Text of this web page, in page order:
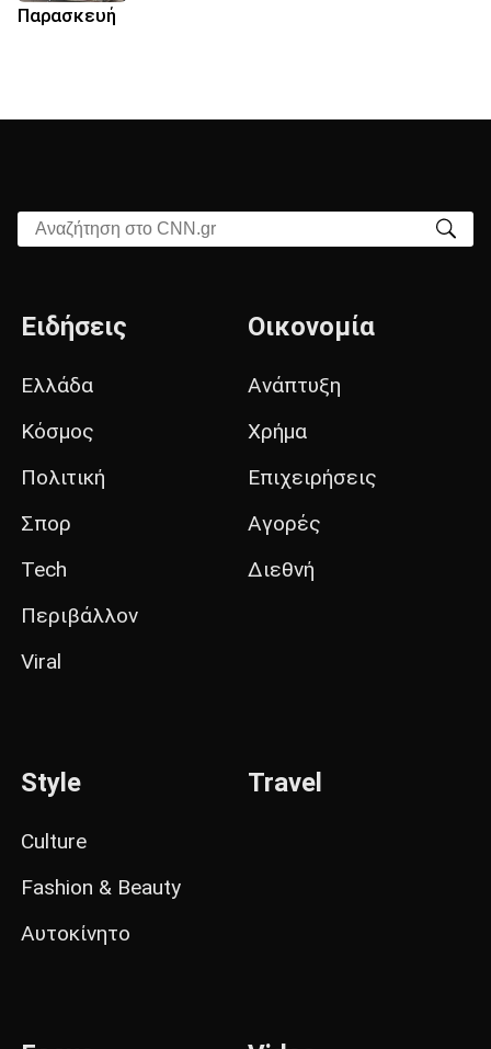
Παρασκευή
Αναζήτηση στο CNN.gr
Ειδήσεις
Ελλάδα
Κόσμος
Πολιτική
Σπορ
Tech
Περιβάλλον
Viral
Οικονομία
Ανάπτυξη
Χρήμα
Επιχειρήσεις
Αγορές
Διεθνή
Style
Culture
Fashion & Beauty
Αυτοκίνητο
Travel